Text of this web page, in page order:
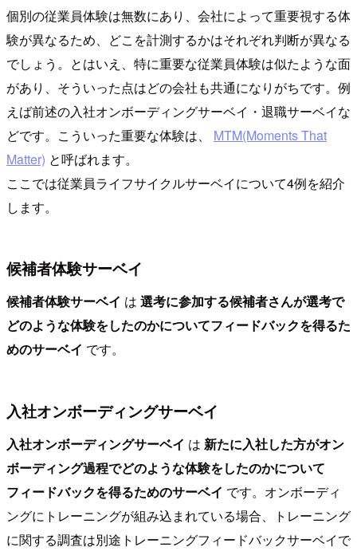
個別の従業員体験は無数にあり、会社によって重要視する体
験が異なるため、どこを計測するかはそれぞれ判断が異なる
でしょう。とはいえ、特に重要な従業員体験は似たような面
があり、そういった点はどの会社も共通になりがちです。例
えば前述の入社オンボーディングサーベイ・退職サーベイな
どです。こういった重要な体験は、 MTM(Moments That
Matter) と呼ばれます。
ここでは従業員ライフサイクルサーベイについて4例を紹介
します。
候補者体験サーベイ
候補者体験サーベイ は 選考に参加する候補者さんが選考で
どのような体験をしたのかについてフィードバックを得るた
めのサーベイ です。
入社オンボーディングサーベイ
入社オンボーディングサーベイ は 新たに入社した方がオン
ボーディング過程でどのような体験をしたのかについて
フィードバックを得るためのサーベイ です。オンボーディ
ングにトレーニングが組み込まれている場合、トレーニング
に関する調査は別途トレーニングフィードバックサーベイで